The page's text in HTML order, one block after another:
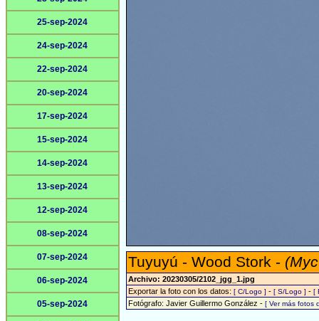
25-sep-2024
24-sep-2024
22-sep-2024
20-sep-2024
17-sep-2024
15-sep-2024
14-sep-2024
13-sep-2024
12-sep-2024
08-sep-2024
07-sep-2024
06-sep-2024
05-sep-2024
Tuyuyú - Wood Stork -
Archivo: 20230305/2102_jgg_1.jpg
Exportar la foto con los datos: [ C/Logo ] - [ S/Logo ] - [
Fotógrafo: Javier Guillermo González - [ Ver más fotos